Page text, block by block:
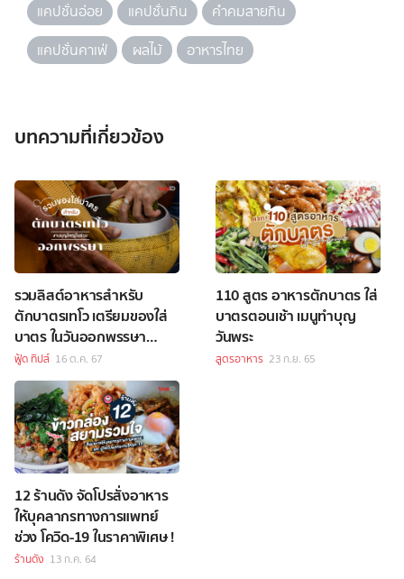
แคปชั่นอ่อย
แคปชั่นกิน
คำคมสายกิน
แคปชั่นคาเฟ่
ผลไม้ อาหารไทย
บทความที่เกี่ยวข้อง
รวมลิสต์อาหารสำหรับ
ตักบาตรเทโว เตรียมของใส่
บาตร ในวันออกพรรษา
2568
ฟู้ด ทิปส์ 16 ต.ค. 67
110 สูตร อาหารตักบาตร ใส่
บาตรตอนเช้า เมนูทำบุญ
วันพระ
สูตรอาหาร 23 ก.ย. 65
12 ร้านดัง จัดโปรสั่งอาหาร
ให้บุคลากรทางการแพทย์
ช่วง โควิด-19 ในราคาพิเศษ !
ร้านดัง 13 ก.ค. 64